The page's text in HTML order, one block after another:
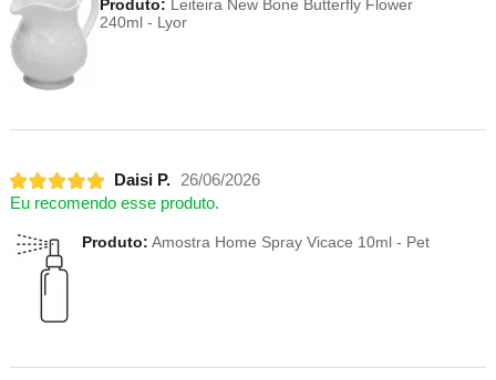
Produto: Leiteira New Bone Butterfly Flower
240ml - Lyor
Daisi P. 26/06/2026
Eu recomendo esse produto.
Produto: Amostra Home Spray Vicace 10ml - Pet